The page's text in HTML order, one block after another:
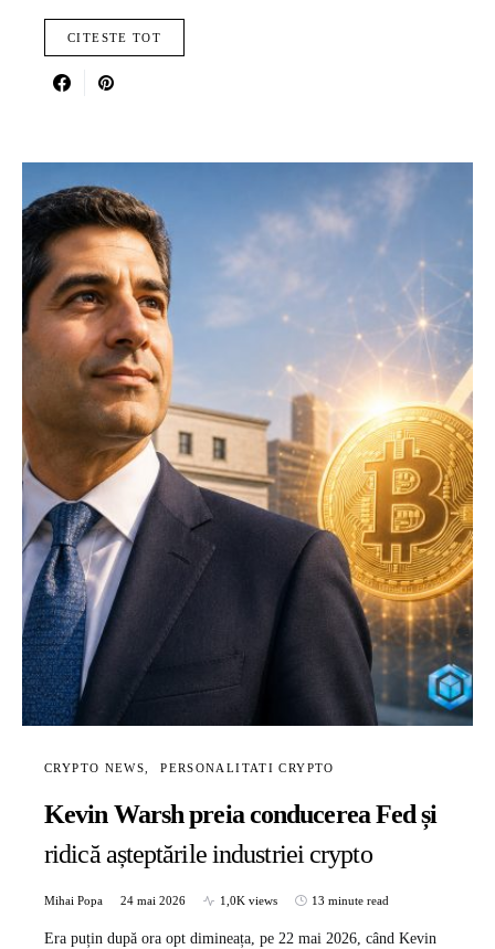
CITESTE TOT
CRYPTO NEWS PERSONALITATI CRYPTO
Kevin Warsh preia conducerea Fed și
ridică așteptările industriei crypto
Mihai Popa 24 mai 2026 1,0K views 13 minute read
Era puțin după ora opt dimineața, pe 22 mai 2026, când Kevin